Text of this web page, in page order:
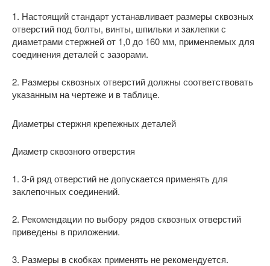
1. Настоящий стандарт устанавливает размеры сквозных
отверстий под болты, винты, шпильки и заклепки с
диаметрами стержней от 1,0 до 160 мм, применяемых для
соединения деталей с зазорами.
2. Размеры сквозных отверстий должны соответствовать
указанным на чертеже и в таблице.
Диаметры стержня крепежных деталей
Диаметр сквозного отверстия
1. 3-й ряд отверстий не допускается применять для
заклепочных соединений.
2. Рекомендации по выбору рядов сквозных отверстий
приведены в приложении.
3. Размеры в скобках применять не рекомендуется.